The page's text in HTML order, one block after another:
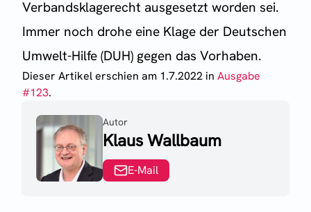
Verbandsklagerecht ausgesetzt worden sei.
Immer noch drohe eine Klage der Deutschen
Umwelt-Hilfe (DUH) gegen das Vorhaben.
Dieser Artikel erschien am 1.7.2022 in Ausgabe
#123.
Autor
Klaus Wallbaum
E-Mail